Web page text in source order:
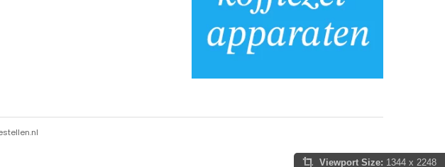
Viewport Size: 1344 x 2248